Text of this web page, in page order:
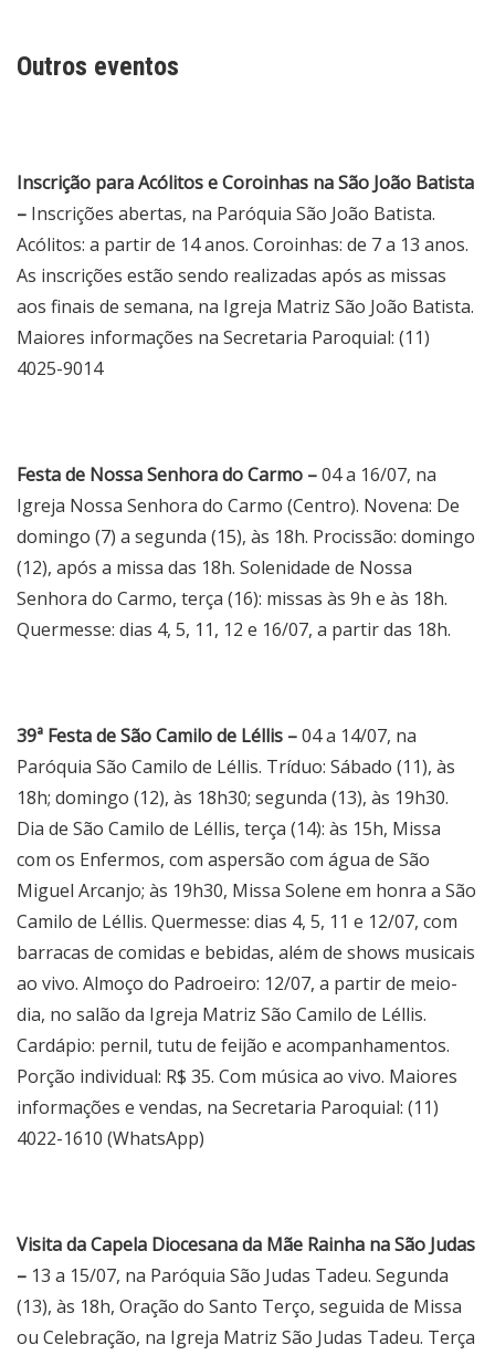
Outros eventos
Inscrição para Acólitos e Coroinhas na São João Batista
– Inscrições abertas, na Paróquia São João Batista.
Acólitos: a partir de 14 anos. Coroinhas: de 7 a 13 anos.
As inscrições estão sendo realizadas após as missas
aos finais de semana, na Igreja Matriz São João Batista.
Maiores informações na Secretaria Paroquial: (11)
4025-9014
Festa de Nossa Senhora do Carmo –04 a 16/07, na
Igreja Nossa Senhora do Carmo (Centro). Novena: De
domingo (7) a segunda (15), às 18h. Procissão: domingo
(12), após a missa das 18h. Solenidade de Nossa
Senhora do Carmo, terça (16): missas às 9h e às 18h.
Quermesse: dias 4, 5, 11, 12 e 16/07, a partir das 18h.
39ª Festa de São Camilo de Léllis –04 a 14/07, na
Paróquia São Camilo de Léllis. Tríduo: Sábado (11), às
18h; domingo (12), às 18h30; segunda (13), às 19h30.
Dia de São Camilo de Léllis, terça (14): às 15h, Missa
com os Enfermos, com aspersão com água de São
Miguel Arcanjo; às 19h30, Missa Solene em honra a São
Camilo de Léllis. Quermesse: dias 4, 5, 11 e 12/07, com
barracas de comidas e bebidas, além de shows musicais
ao vivo. Almoço do Padroeiro: 12/07, a partir de meio-
dia, no salão da Igreja Matriz São Camilo de Léllis.
Cardápio: pernil, tutu de feijão e acompanhamentos.
Porção individual: R$ 35. Com música ao vivo. Maiores
informações e vendas, na Secretaria Paroquial: (11)
4022-1610 (WhatsApp)
Visita da Capela Diocesana da Mãe Rainha na São Judas
– 13 a 15/07, na Paróquia São Judas Tadeu. Segunda
(13), às 18h, Oração do Santo Terço, seguida de Missa
ou Celebração, na Igreja Matriz São Judas Tadeu. Terça